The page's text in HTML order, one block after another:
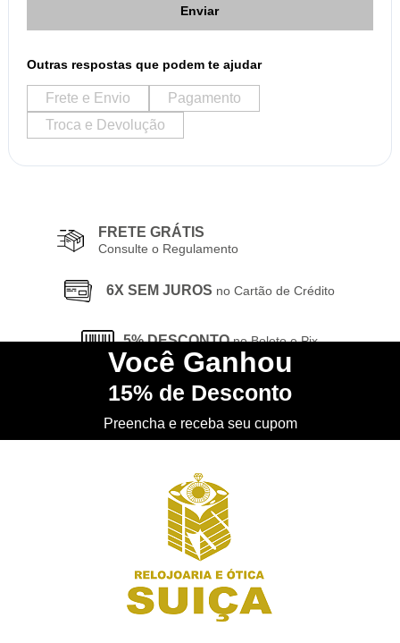
Enviar
Outras respostas que podem te ajudar
Frete e Envio
Pagamento
Troca e Devolução
FRETE GRÁTIS
Consulte o Regulamento
6X SEM JUROS no Cartão de Crédito
5% DESCONTO no Boleto e Pix
CONHEÇA nossa Loja Física
Você Ganhou
15% de Desconto
Preencha e receba seu cupom